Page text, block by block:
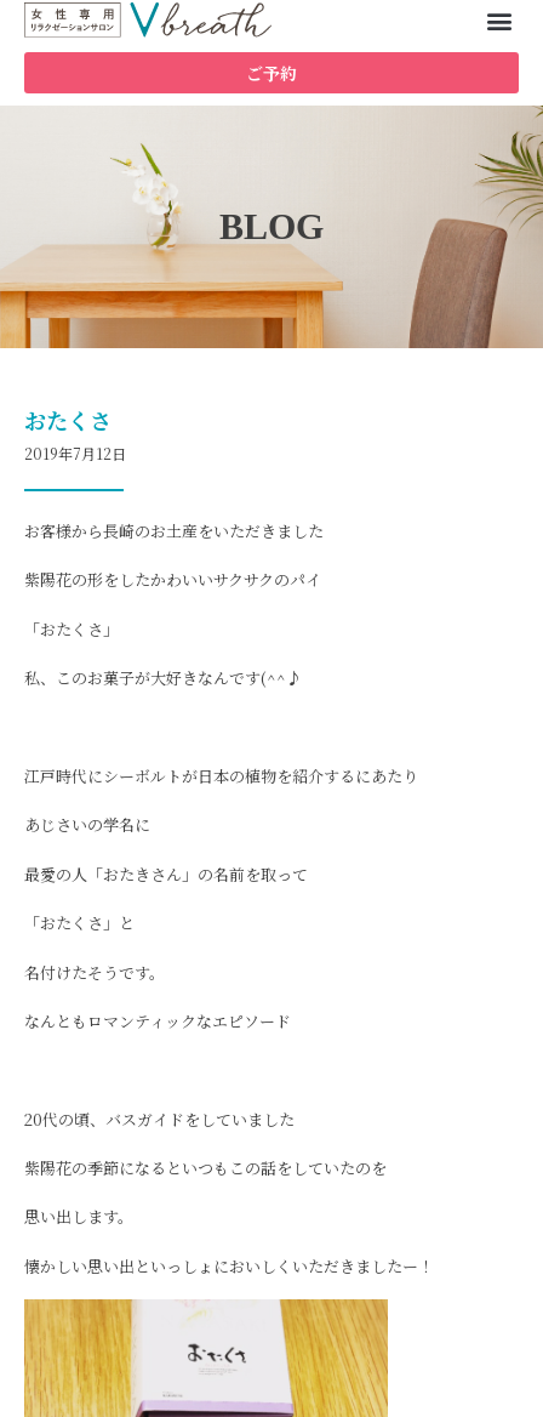
ご予約
BLOG
おたくさ
2019年7月12日
お客様から長崎のお土産をいただきました
紫陽花の形をしたかわいいサクサクのパイ
「おたくさ」
私、このお菓子が大好きなんです(^^♪
江戸時代にシーボルトが日本の植物を紹介するにあたり
あじさいの学名に
最愛の人「おたきさん」の名前を取って
「おたくさ」と
名付けたそうです。
なんともロマンティックなエピソード
20代の頃、バスガイドをしていました
紫陽花の季節になるといつもこの話をしていたのを
思い出します。
懐かしい思い出といっしょにおいしくいただきましたー！